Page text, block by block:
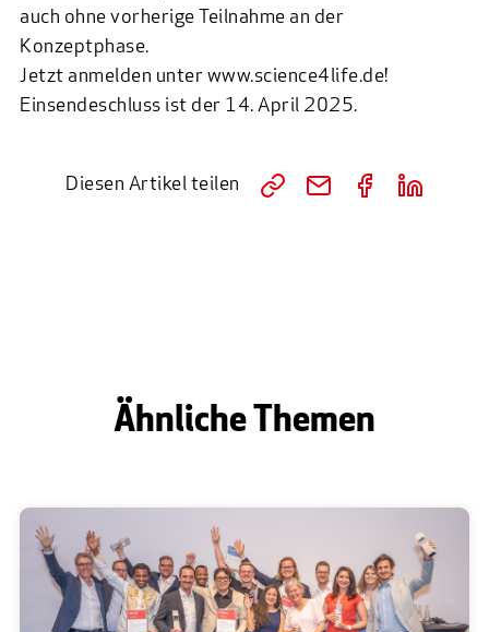
auch ohne vorherige Teilnahme an der
Konzeptphase.
Jetzt anmelden unter www.science4life.de!
Einsendeschluss ist der 14. April 2025.
Diesen Artikel teilen
Ähnliche Themen